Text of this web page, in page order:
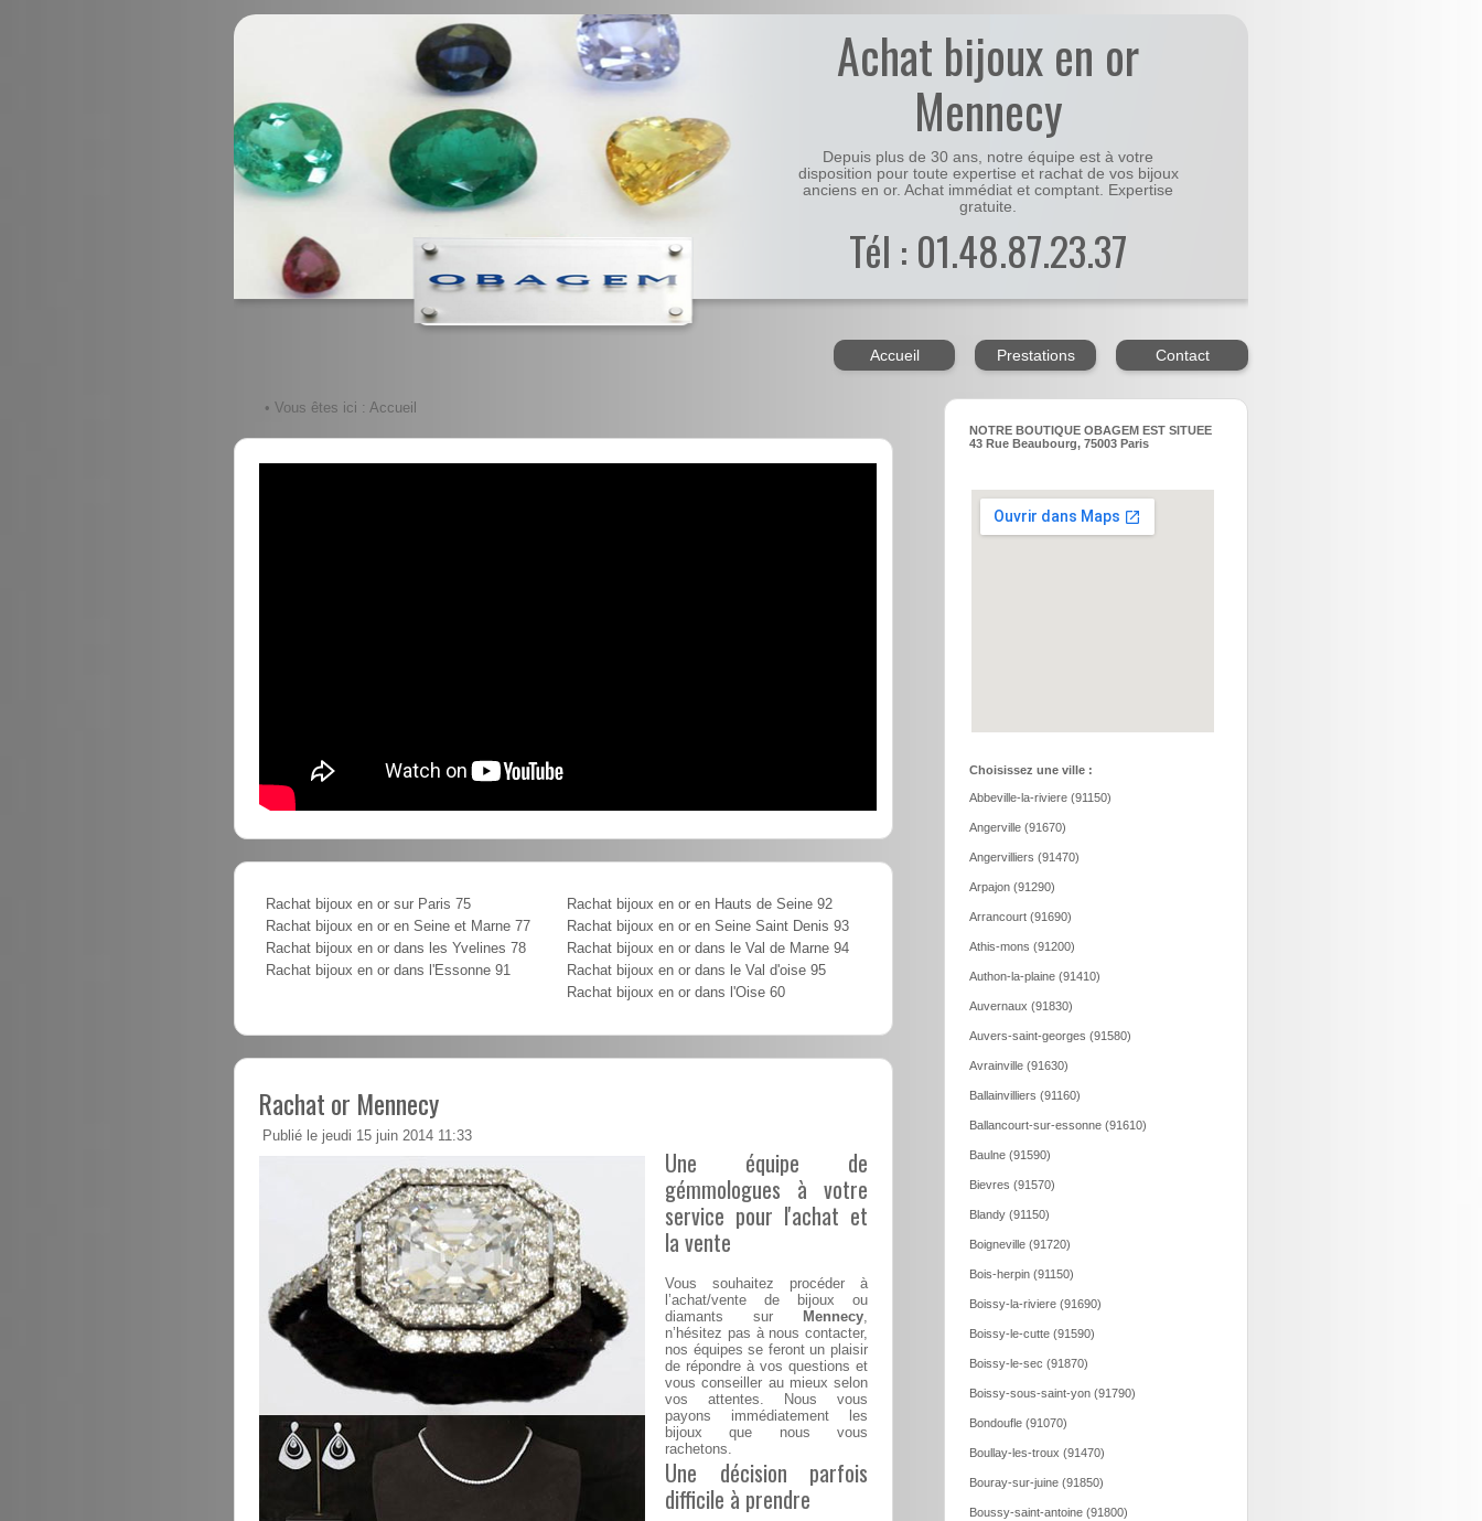
Achat bijoux en or
Mennecy
Depuis plus de 30 ans, notre équipe est à votre
disposition pour toute expertise et rachat de vos bijoux
anciens en or. Achat immédiat et comptant. Expertise
gratuite.
Tél : 01.48.87.23.37
Accueil Prestations Contact
• Vous êtes ici : Accueil
Rachat bijoux en or sur Paris 75
Rachat bijoux en or en Seine et Marne 77
Rachat bijoux en or dans les Yvelines 78
Rachat bijoux en or dans l'Essonne 91
Rachat bijoux en or en Hauts de Seine 92
Rachat bijoux en or en Seine Saint Denis 93
Rachat bijoux en or dans le Val de Marne 94
Rachat bijoux en or dans le Val d'oise 95
Rachat bijoux en or dans l'Oise 60
Rachat or Mennecy
Publié le jeudi 15 juin 2014 11:33
Une équipe de
gémmologues à votre
service pour l'achat et
la vente
Vous souhaitez procéder à
l’achat/vente de bijoux ou
diamants sur
Mennecy,
n’hésitez pas à nous contacter,
nos équipes se feront un plaisir
de répondre à vos questions et
vous conseiller au mieux selon
vos attentes. Nous vous
payons immédiatement les
bijoux que nous vous
rachetons.
Une décision parfois
difficile à prendre
NOTRE BOUTIQUE OBAGEM EST SITUEE
43 Rue Beaubourg, 75003 Paris
Choisissez une ville :
Abbeville-la-riviere (91150)
Angerville (91670)
Angervilliers (91470)
Arpajon (91290)
Arrancourt (91690)
Athis-mons (91200)
Authon-la-plaine (91410)
Auvernaux (91830)
Auvers-saint-georges (91580)
Avrainville (91630)
Ballainvilliers (91160)
Ballancourt-sur-essonne (91610)
Baulne (91590)
Bievres (91570)
Blandy (91150)
Boigneville (91720)
Bois-herpin (91150)
Boissy-la-riviere (91690)
Boissy-le-cutte (91590)
Boissy-le-sec (91870)
Boissy-sous-saint-yon (91790)
Bondoufle (91070)
Boullay-les-troux (91470)
Bouray-sur-juine (91850)
Boussy-saint-antoine (91800)